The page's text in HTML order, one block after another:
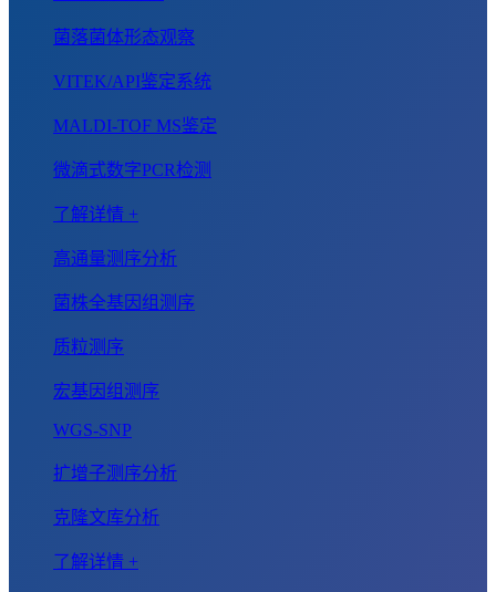
菌落菌体形态观察
VITEK/API鉴定系统
MALDI-TOF MS鉴定
微滴式数字PCR检测
了解详情 +
高通量测序分析
菌株全基因组测序
质粒测序
宏基因组测序
WGS-SNP
扩增子测序分析
克隆文库分析
了解详情 +